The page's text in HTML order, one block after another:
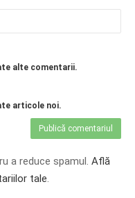
alte comentarii.
articole noi.
a reduce spamul. Află
tale.